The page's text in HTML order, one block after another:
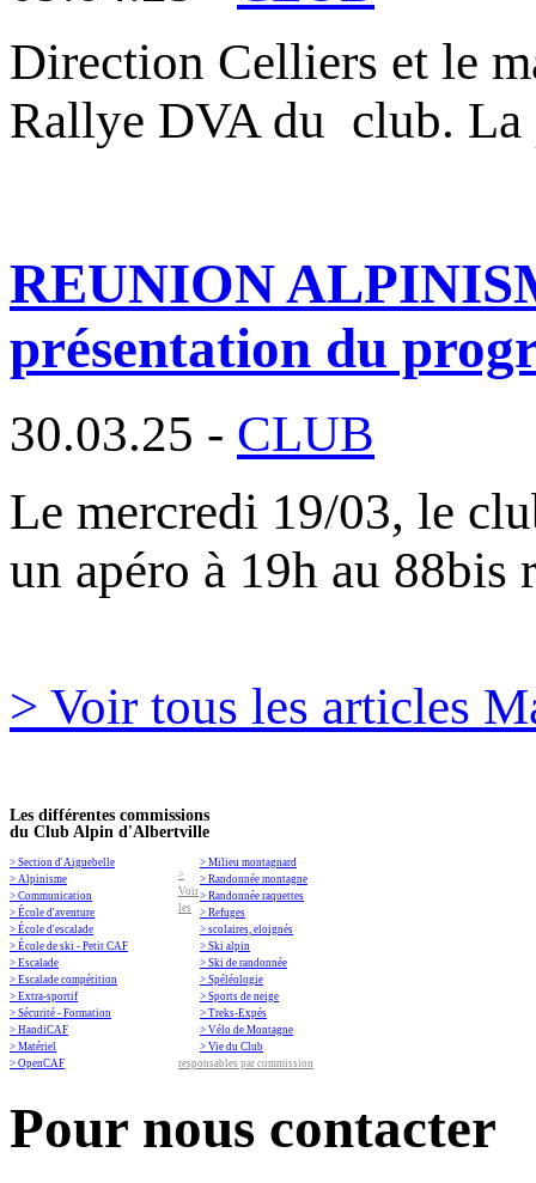
Direction Celliers et le
Rallye DVA du club.
REUNION
présentation du
30.03.25 - CLUB
Le mercredi 19/03, le
un apéro à 19h au 88bis
> Voir tous les articles
Les différentes commissions
du Club Alpin d'Albertville
> Section d'Aiguebelle
> Alpinisme
> Communication
> École d'aventure
> École d'escalade
> École de ski - Petit CAF
> Escalade
> Escalade compétition
> Extra-sportif
> Sécurité - Formation
> HandiCAF
> Matériel
> OpenCAF
> Milieu montagnard
> Randonnée montagne
> Randonnée raquettes
> Refuges
> scolaires, eloignés
> Ski alpin
> Ski de randonnée
> Spéléologie
> Sports de neige
> Treks-Expés
> Vélo de Montagne
> Vie du Club
>
Voir
les
responsables par commission
Pour nous contacter